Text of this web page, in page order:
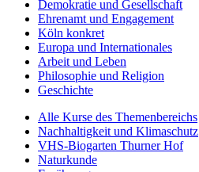
Demokratie und Gesellschaft
Ehrenamt und Engagement
Köln konkret
Europa und Internationales
Arbeit und Leben
Philosophie und Religion
Geschichte
Alle Kurse des Themenbereichs
Nachhaltigkeit und Klimaschutz
VHS-Biogarten Thurner Hof
Naturkunde